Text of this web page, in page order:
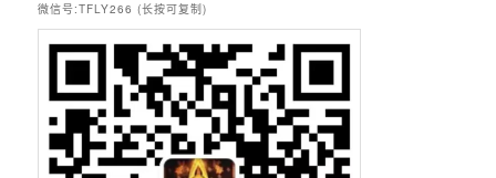
微信号:TFLY266 (长按可复制)